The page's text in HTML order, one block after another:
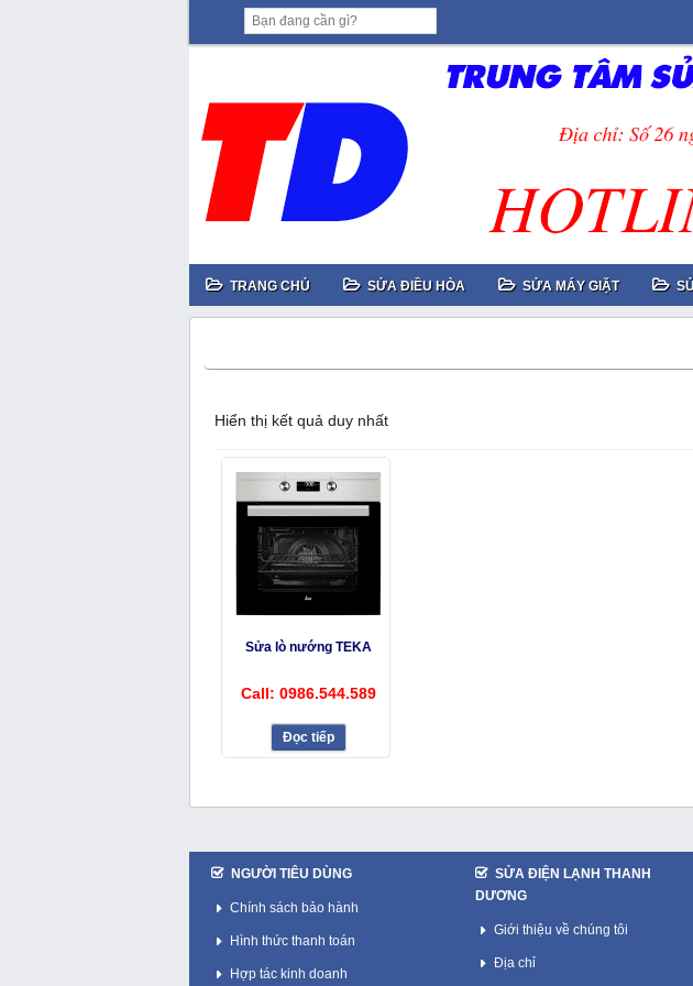
TRANG CHỦ SỬA ĐIỀU HÒA SỬA MÁY GIẶT
Hiển thị kết quả duy nhất
Sửa lò nướng TEKA
Call: 0986.544.589
Đọc tiếp
NGƯỜI TIÊU DÙNG
Chính sách bảo hành
Hình thức thanh toán
Hợp tác kinh doanh
SỬA ĐIỆN LẠNH THANH
DƯƠNG
Giới thiệu về chúng tôi
Địa chỉ